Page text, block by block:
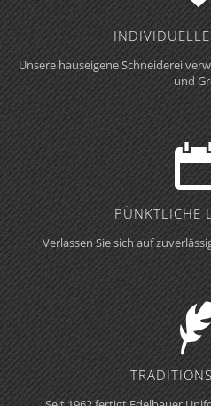
Unsere hauseigene Schneiderei
und
PÜNKTLICHE
Verlassen Sie sich auf